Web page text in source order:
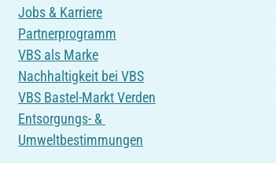
Jobs & Karriere
Partnerprogramm
VBS als Marke
Nachhaltigkeit bei VBS
VBS Bastel-Markt Verden
Entsorgungs- &
Umweltbestimmungen